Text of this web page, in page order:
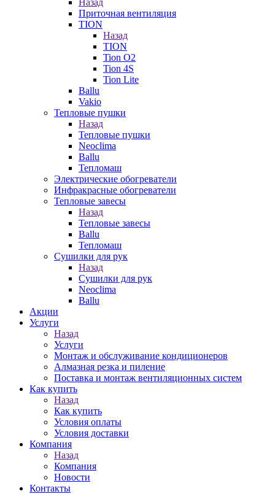
Назад
Приточная вентиляция
TION
Назад
TION
Tion O2
Tion 4S
Tion Lite
Ballu
Vakio
Тепловые пушки
Назад
Тепловые пушки
Neoclima
Ballu
Тепломаш
Электрические обогреватели
Инфракрасные обогреватели
Тепловые завесы
Назад
Тепловые завесы
Ballu
Тепломаш
Сушилки для рук
Назад
Сушилки для рук
Neoclima
Ballu
Акции
Услуги
Назад
Услуги
Монтаж и обслуживание кондиционеров
Алмазная резка и пиление
Поставка и монтаж вентиляционных систем
Как купить
Назад
Как купить
Условия оплаты
Условия доставки
Компания
Назад
Компания
Новости
Контакты